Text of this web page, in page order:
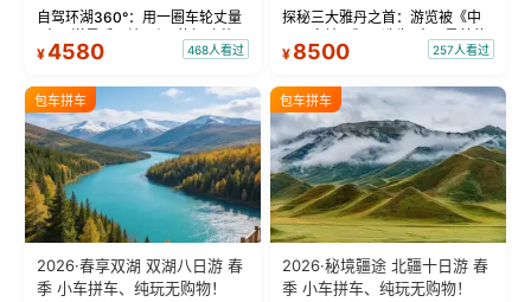
物！
自驾环湖360°：用一圈车轮丈量
“大西洋最后一滴眼泪”的极致蔚
蓝。 赛湖旅拍：甄选多款风格服
绝美瞬间。 赛湖坦克300跟车视
频：专业摄影师...
¥4580 468人看过
探秘三大雅丹之首：游览被《中
国国家地理》评选为“中国最美的
三大雅丹”第一名的克拉玛依魔鬼
瓦人最大村落——禾木村，欣赏
晨雾与小木...
¥ 8500 257人看过
包车拼车
2026·春享双湖 双湖八日游 春
季 小车拼车、纯玩无购物！
包车拼车
2026·秘境疆途 北疆十日游 春
季 小车拼车、纯玩无购物！